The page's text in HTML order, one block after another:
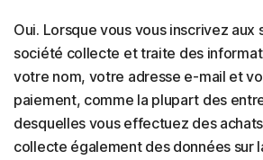
Oui. Lorsque vous vous inscrivez aux
société collecte et traite des
votre nom, votre adresse e-mail et
paiement, comme la plupart des
desquelles vous effectuez des
collecte également des données sur